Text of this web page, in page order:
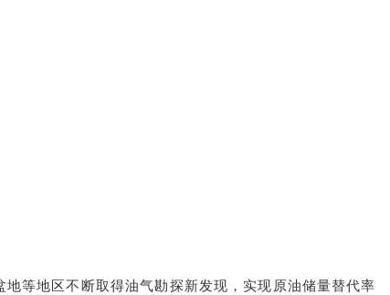
等地区不断取得油气勘探新发现，实现原油储量替代率